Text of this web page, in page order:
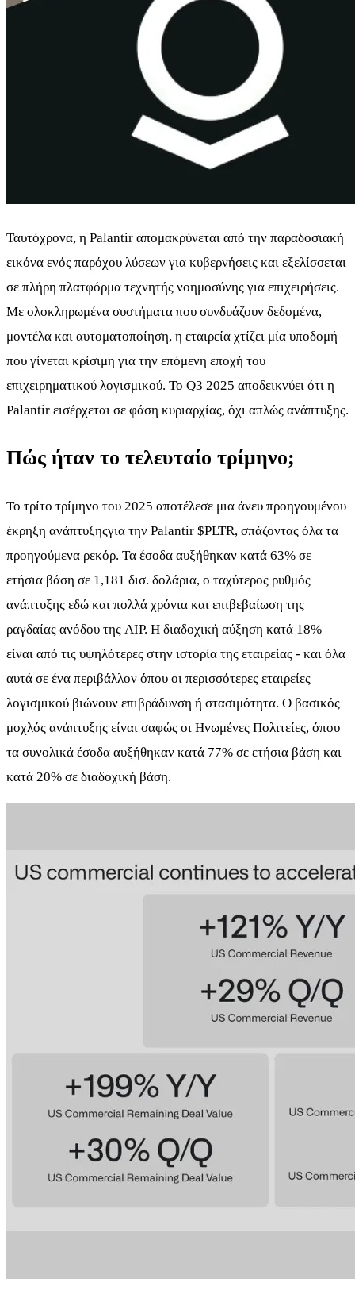
Ταυτόχρονα, η Palantir απομακρύνεται από την παραδοσιακή
εικόνα ενός παρόχου λύσεων για κυβερνήσεις και εξελίσσεται
σε πλήρη πλατφόρμα τεχνητής νοημοσύνης για επιχειρήσεις.
Με ολοκληρωμένα συστήματα που συνδυάζουν δεδομένα,
μοντέλα και αυτοματοποίηση, η εταιρεία χτίζει μία υποδομή
που γίνεται κρίσιμη για την επόμενη εποχή του
επιχειρηματικού λογισμικού. Το Q3 2025 αποδεικνύει ότι η
Palantir εισέρχεται σε φάση κυριαρχίας, όχι απλώς ανάπτυξης.
Πώς ήταν το τελευταίο τρίμηνο;
Το τρίτο τρίμηνο του 2025 αποτέλεσε μια άνευ προηγουμένου
έκρηξη ανάπτυξηςγια την Palantir $PLTR, σπάζοντας όλα τα
προηγούμενα ρεκόρ. Τα έσοδα αυξήθηκαν κατά 63% σε
ετήσια βάση σε 1,181 δισ. δολάρια, ο ταχύτερος ρυθμός
ανάπτυξης εδώ και πολλά χρόνια και επιβεβαίωση της
ραγδαίας ανόδου της AIP. Η διαδοχική αύξηση κατά 18%
είναι από τις υψηλότερες στην ιστορία της εταιρείας - και όλα
αυτά σε ένα περιβάλλον όπου οι περισσότερες εταιρείες
λογισμικού βιώνουν επιβράδυνση ή στασιμότητα. Ο βασικός
μοχλός ανάπτυξης είναι σαφώς οι Ηνωμένες Πολιτείες, όπου
τα συνολικά έσοδα αυξήθηκαν κατά 77% σε ετήσια βάση και
κατά 20% σε διαδοχική βάση.